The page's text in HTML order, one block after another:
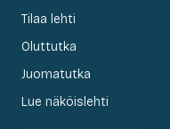
Tilaa lehti
Oluttutka
Juomatutka
Lue näköislehti